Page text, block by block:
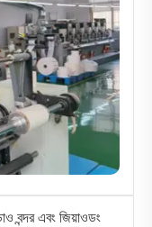
বন্দর এবং জিয়াওডং